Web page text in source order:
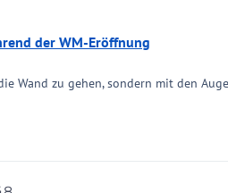
der WM-Eröffnung
Wand zu gehen, sondern mit den